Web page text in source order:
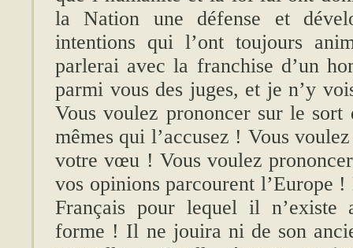
la Nation une défense et
intentions qui l’ont toujours
parlerai avec la franchise d’un
parmi vous des juges, et je n’y
Vous voulez prononcer sur le sort
mêmes qui l’accusez ! Vous
votre vœu ! Vous voulez
vos opinions parcourent l’Europe
Français pour lequel il n’existe
forme ! Il ne jouira ni de son